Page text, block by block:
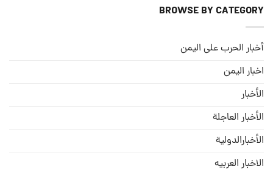
BROWSE BY CATEGORY
أخبار الحرب على اليمن
اخبار اليمن
الأخبار
الأخبار العاجلة
الأخبارالدولية
الاخبار العربيه